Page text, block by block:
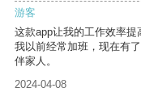
游客
这款app让我的工作效率提
我以前经常加班，现在有
伴家人。
2024-04-08